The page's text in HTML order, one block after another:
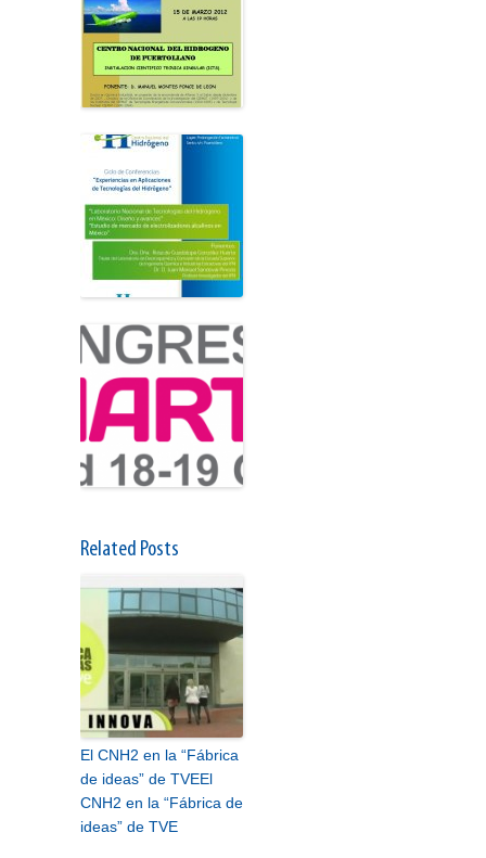
Related Posts
El CNH2 en la “Fábrica
de ideas” de TVEEl
CNH2 en la “Fábrica de
ideas” de TVE